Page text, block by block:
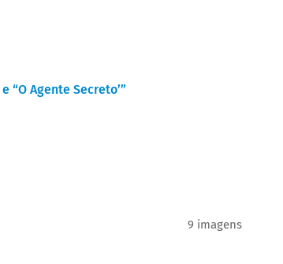
“O Agente Secreto’”
9 imagens